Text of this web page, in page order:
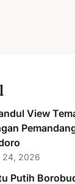
View
24, 2026
Putih